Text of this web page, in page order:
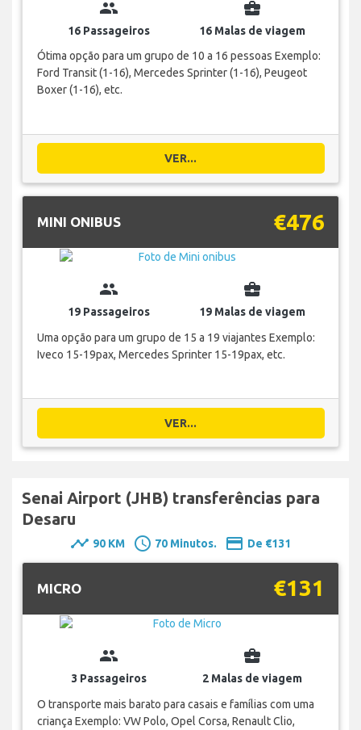
group
16 Passageiros
business_center
16 Malas de viagem
Ótima opção para um grupo de 10 a 16 pessoas Exemplo:
Ford Transit (1-16), Mercedes Sprinter (1-16), Peugeot
Boxer (1-16), etc.
VER...
MINI ONIBUS €476
group
19 Passageiros
business_center
19 Malas de viagem
Uma opção para um grupo de 15 a 19 viajantes Exemplo:
Iveco 15-19pax, Mercedes Sprinter 15-19pax, etc.
VER...
Senai Airport (JHB) transferências para
Desaru
timeline 90 KM schedule 70 Minutos. payment De €131
MICRO €131
group
3 Passageiros
business_center
2 Malas de viagem
O transporte mais barato para casais e famílias com uma
criança Exemplo: VW Polo, Opel Corsa, Renault Clio,